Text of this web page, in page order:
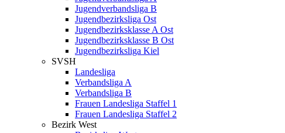
Jugendverbandsliga B
Jugendbezirksliga Ost
Jugendbezirksklasse A Ost
Jugendbezirksklasse B Ost
Jugendbezirksliga Kiel
SVSH
Landesliga
Verbandsliga A
Verbandsliga B
Frauen Landesliga Staffel 1
Frauen Landesliga Staffel 2
Bezirk West